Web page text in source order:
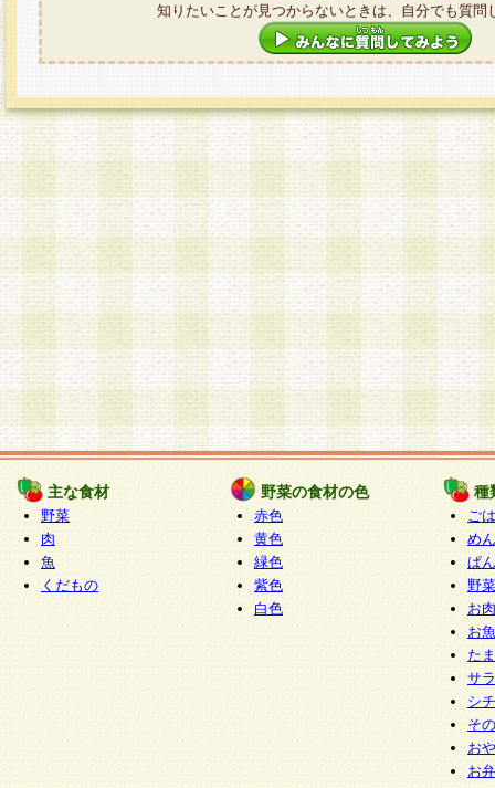
知りたいことが見つからないときは、自分でも質問
主な食材
野菜
肉
魚
くだもの
野菜の食材の色
赤色
黄色
緑色
紫色
白色
種
ご
めん
ぱん
野
お
お
た
サ
シ
そ
お
お